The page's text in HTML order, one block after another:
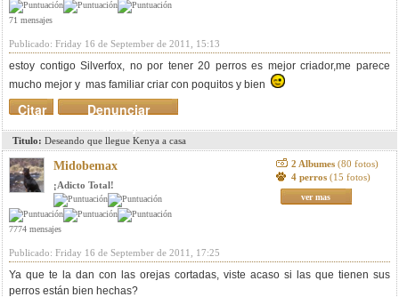
71 mensajes
Publicado: Friday 16 de September de 2011, 15:13
estoy contigo Silverfox, no por tener 20 perros es mejor criador,me parece
mucho mejor y mas familiar criar con poquitos y bien
Denunciar
mensaje
Citar
Titulo: Deseando que llegue Kenya a casa
Midobemax
¡Adicto Total!
7774 mensajes
2 Albumes (80 fotos)
4 perros (15 fotos)
ver mas
Publicado: Friday 16 de September de 2011, 17:25
Ya que te la dan con las orejas cortadas, viste acaso si las que tienen sus
perros están bien hechas?